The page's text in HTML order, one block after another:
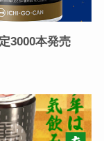
3000本発売